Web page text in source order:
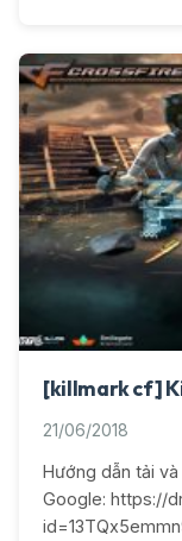
[killmark cf]
21/06/2018
Hướng dẫn tải
Google: https://